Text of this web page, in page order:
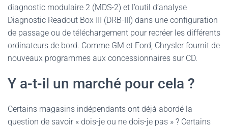
diagnostic modulaire 2 (MDS-2) et l’outil d’analyse
Diagnostic Readout Box III (DRB-III) dans une configuration
de passage ou de téléchargement pour recréer les différents
ordinateurs de bord. Comme GM et Ford, Chrysler fournit de
nouveaux programmes aux concessionnaires sur CD.
Y a-t-il un marché pour cela ?
Certains magasins indépendants ont déjà abordé la
question de savoir « dois-je ou ne dois-je pas » ? Certains